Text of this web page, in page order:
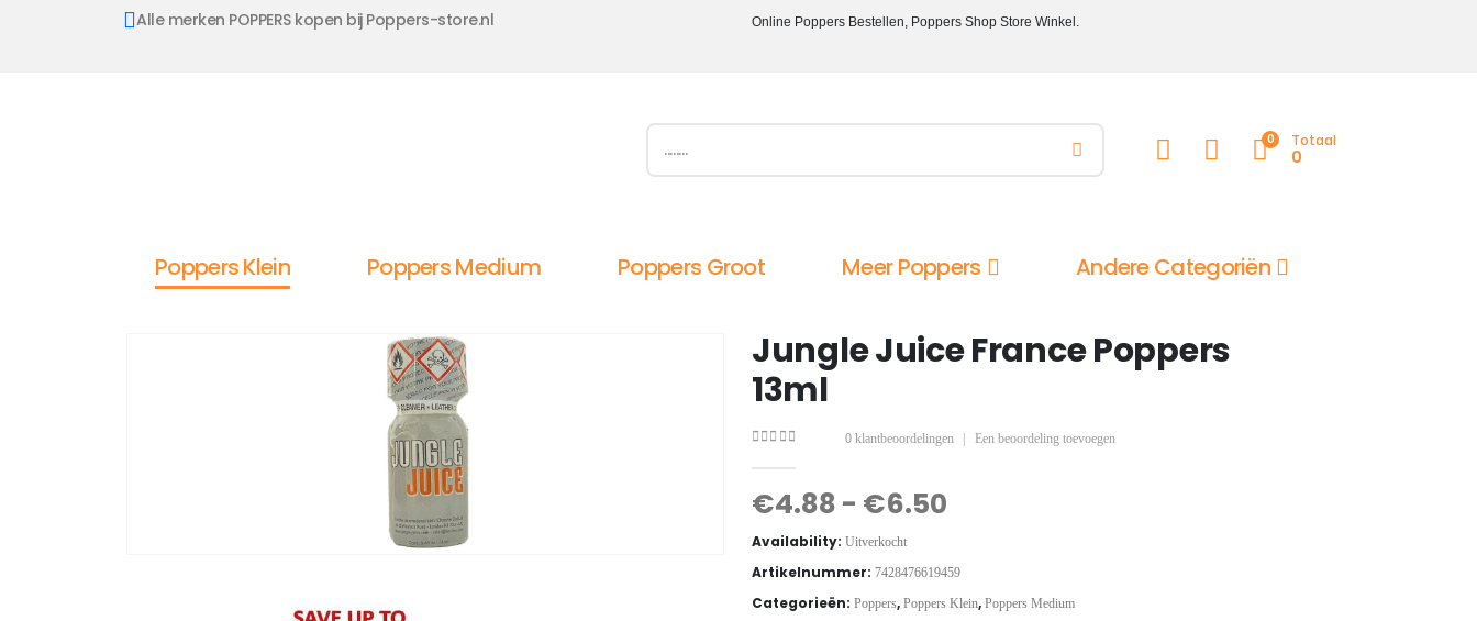
Alle merken POPPERS kopen bij Poppers-store.nl Online Poppers Bestellen, Poppers Shop Store Winkel.
0 Totaal
0
Poppers Klein Poppers Medium Poppers Groot Meer Poppers Andere Categoriën
Jungle Juice France Poppers
13ml
0klantbeoordelingen Een beoordeling toevoegen
€4.88 - €6.50
Availability: Uitverkocht
Artikelnummer: 7428476619459
Categorieën: Poppers, Poppers Klein, Poppers Medium